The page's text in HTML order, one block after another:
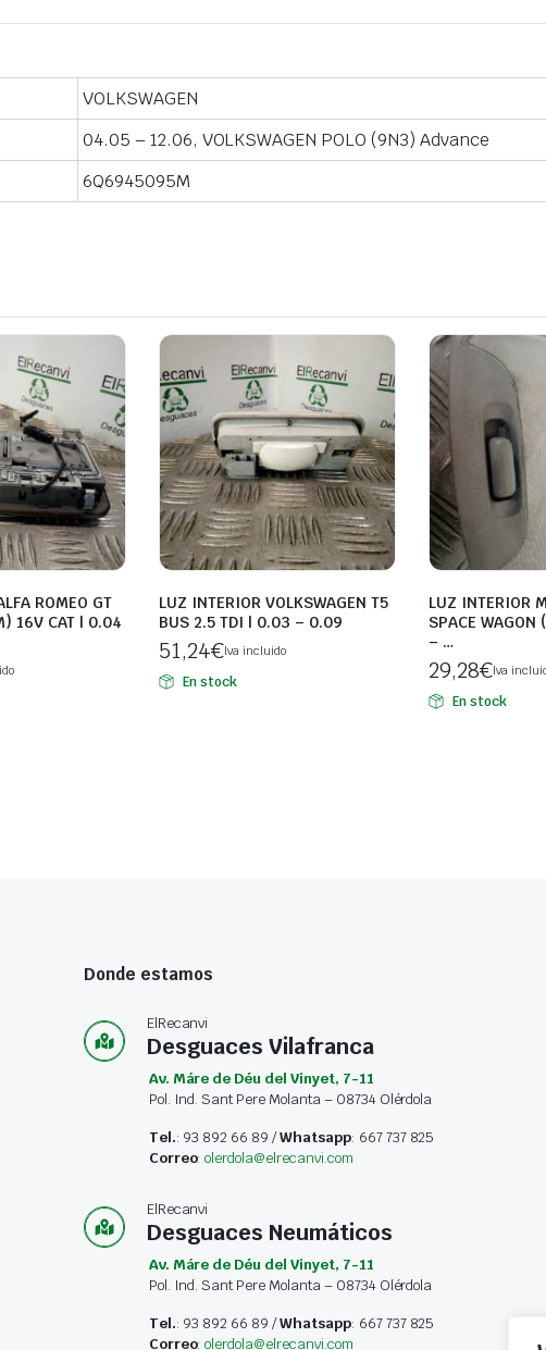
VOLKSWAGEN
04.05 – 12.06, VOLKSWAGEN POLO (9N3) Advance
6Q6945095M
ROMEO GT
16V CAT | 0.04
LUZ INTERIOR VOLKSWAGEN T5
BUS 2.5 TDI | 0.03 – 0.09
51,24€Iva incluido
En stock
LUZ INTERIOR
SPACE
– …
29,28€Iva
En stock
Donde estamos
ElRecanvi
Desguaces Vilafranca
Av. Máre de Déu del Vinyet, 7-11
Pol. Ind. Sant Pere Molanta – 08734 Olérdola
Tel.: 93 892 66 89 /Whatsapp: 667 737 825
Correo:olerdola@elrecanvi.com
ElRecanvi
Desguaces Neumáticos
Av. Máre de Déu del Vinyet, 7-11
Pol. Ind. Sant Pere Molanta – 08734 Olérdola
Tel.: 93 892 66 89 /Whatsapp: 667 737 825
Correo:olerdola@elrecanvi.com